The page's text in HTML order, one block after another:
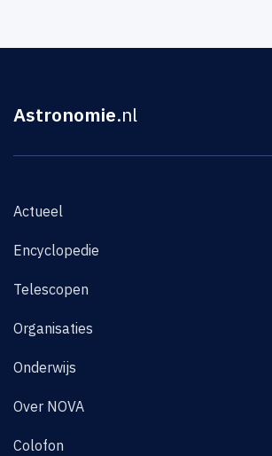
Astronomie.nl
Actueel
Encyclopedie
Telescopen
Organisaties
Onderwijs
Over NOVA
Colofon